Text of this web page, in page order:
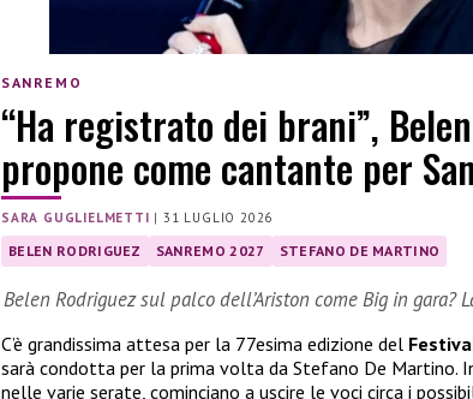
SANREMO
“Ha registrato dei brani”,
propone come cantante per
SARA GUGLIELMETTI |31 LUGLIO 2026
BELEN RODRIGUEZ SANREMO 2027 STEFANO DE MARTINO
Belen Rodriguez sul palco dell’Ariston come Big in gara?
C’è grandissima attesa per la 77esima edizione del
sarà condotta per la prima volta da Stefano De Martino.
nelle varie serate, cominciano a uscire le voci circa i